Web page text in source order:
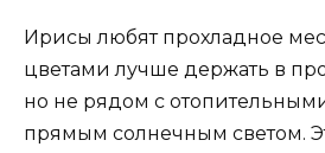
Ирисы любят прохладное
цветами лучше держать в
но не рядом с
прямым солнечным светом.